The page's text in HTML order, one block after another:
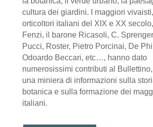
cultura dei giardini. I maggiori
orticoltori italiani del XIX e XX
Fenzi, il barone Ricasoli, C.
Pucci, Roster, Pietro Porcinai, De
Odoardo Beccari, etc…, hanno dato
numerosissimi contributi al
una miniera di informazioni sulla
botanica e sulla formazione dei
italiani.